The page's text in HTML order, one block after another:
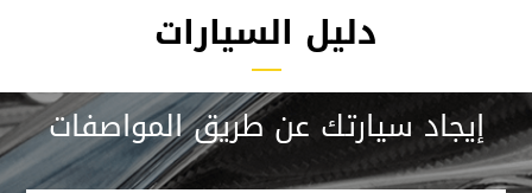
دليل السيارات
إيجاد سيارتك عن طريق المواصفات